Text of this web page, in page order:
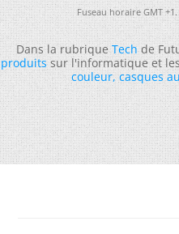
Fuseau horaire GMT
Dans la rubriqueTechde
produitssur l'informatique et
couleur,casques